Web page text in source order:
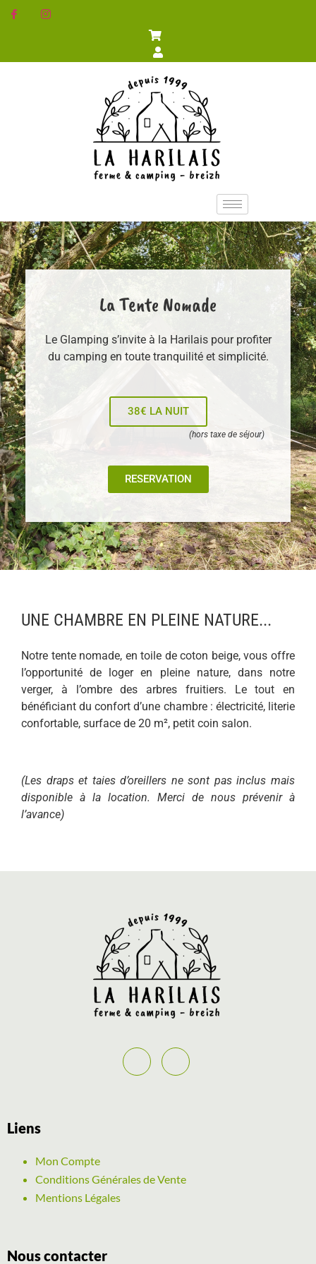
La Tente Nomade
Le Glamping s’invite à la Harilais pour profiter
du camping en toute tranquilité et simplicité.
38€ LA NUIT
(hors taxe de séjour)
RESERVATION
UNE CHAMBRE EN PLEINE NATURE...
Notre tente nomade, en toile de coton beige, vous offre
l’opportunité de loger en pleine nature, dans notre
verger, à l’ombre des arbres fruitiers. Le tout en
bénéficiant du confort d’une chambre : électricité, literie
confortable, surface de 20 m², petit coin salon.
(Les draps et taies d’oreillers ne sont pas inclus mais
disponible à la location. Merci de nous prévenir à
l’avance)
Liens
Mon Compte
Conditions Générales de Vente
Mentions Légales
Nous contacter